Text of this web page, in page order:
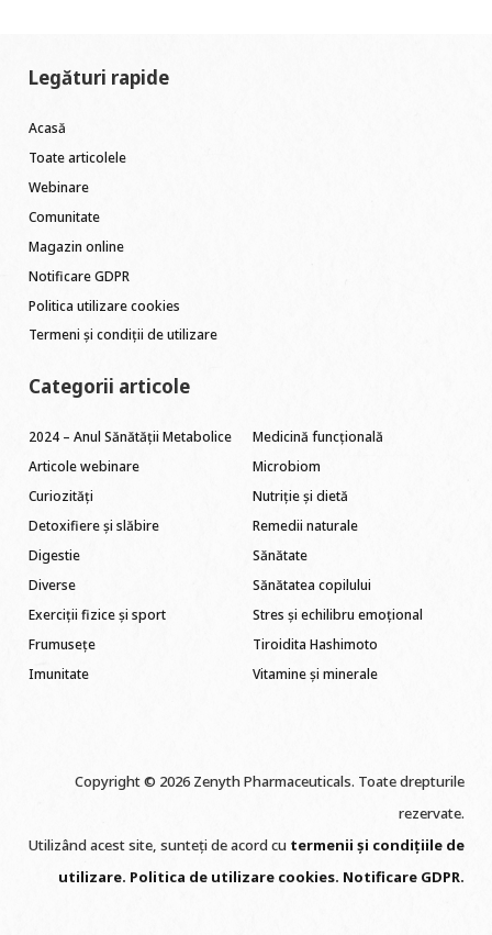
Legături rapide
Acasă
Toate articolele
Webinare
Comunitate
Magazin online
Notificare GDPR
Politica utilizare cookies
Termeni și condiții de utilizare
Categorii articole
2024 – Anul Sănătății Metabolice
Articole webinare
Curiozități
Detoxifiere și slăbire
Digestie
Diverse
Exerciții fizice și sport
Frumusețe
Imunitate
Medicină funcțională
Microbiom
Nutriție și dietă
Remedii naturale
Sănătate
Sănătatea copilului
Stres și echilibru emoțional
Tiroidita Hashimoto
Vitamine și minerale
Copyright © 2026 Zenyth Pharmaceuticals. Toate drepturile
rezervate.
Utilizând acest site, sunteți de acord cu termenii și condițiile de
utilizare. Politica de utilizare cookies. Notificare GDPR.